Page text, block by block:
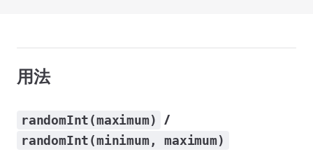
用法
randomInt(maximum) /
randomInt(minimum, maximum)